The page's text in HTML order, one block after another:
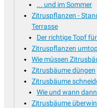
... und im Sommer
Zitruspflanzen -
Terrasse
Der richtige Topf
Zitruspflanzen
Wie müssen
Zitrusbäume düngen
Zitrusbäume
Wie und wann
Zitrusbäume